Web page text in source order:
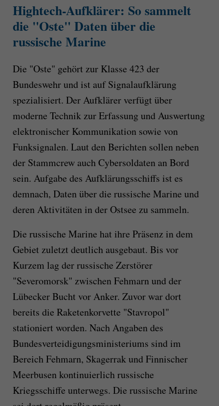
Hightech-Aufklärer: So sammelt
die "Oste" Daten über die
russische Marine
Die "Oste" gehört zur Klasse 423 der
Bundeswehr und ist auf Signalaufklärung
spezialisiert. Der Aufklärer verfügt über
moderne Technik zur Erfassung und Auswertung
elektronischer Kommunikation sowie von
Funksignalen. Laut den Berichten sollen neben
der Stammcrew auch Cybersoldaten an Bord
sein. Aufgabe des Aufklärungsschiffs ist es
demnach, Daten über die russische Marine und
deren Aktivitäten in der Ostsee zu sammeln.
Die russische Marine hat ihre Präsenz in dem
Gebiet zuletzt deutlich ausgebaut. Bis vor
Kurzem lag der russische Zerstörer
"Severomorsk" zwischen Fehmarn und der
Lübecker Bucht vor Anker. Zuvor war dort
bereits die Raketenkorvette "Stavropol"
stationiert worden. Nach Angaben des
Bundesverteidigungsministeriums sind im
Bereich Fehmarn, Skagerrak und Finnischer
Meerbusen kontinuierlich russische
Kriegsschiffe unterwegs. Die russische Marine